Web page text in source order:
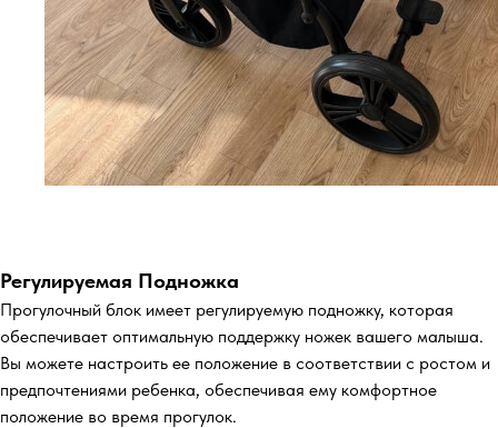
Регулируемая Подножка
Прогулочный блок имеет регулируемую подножку, которая
обеспечивает оптимальную поддержку ножек вашего малыша.
Вы можете настроить ее положение в соответствии с ростом и
предпочтениями ребенка, обеспечивая ему комфортное
положение во время прогулок.